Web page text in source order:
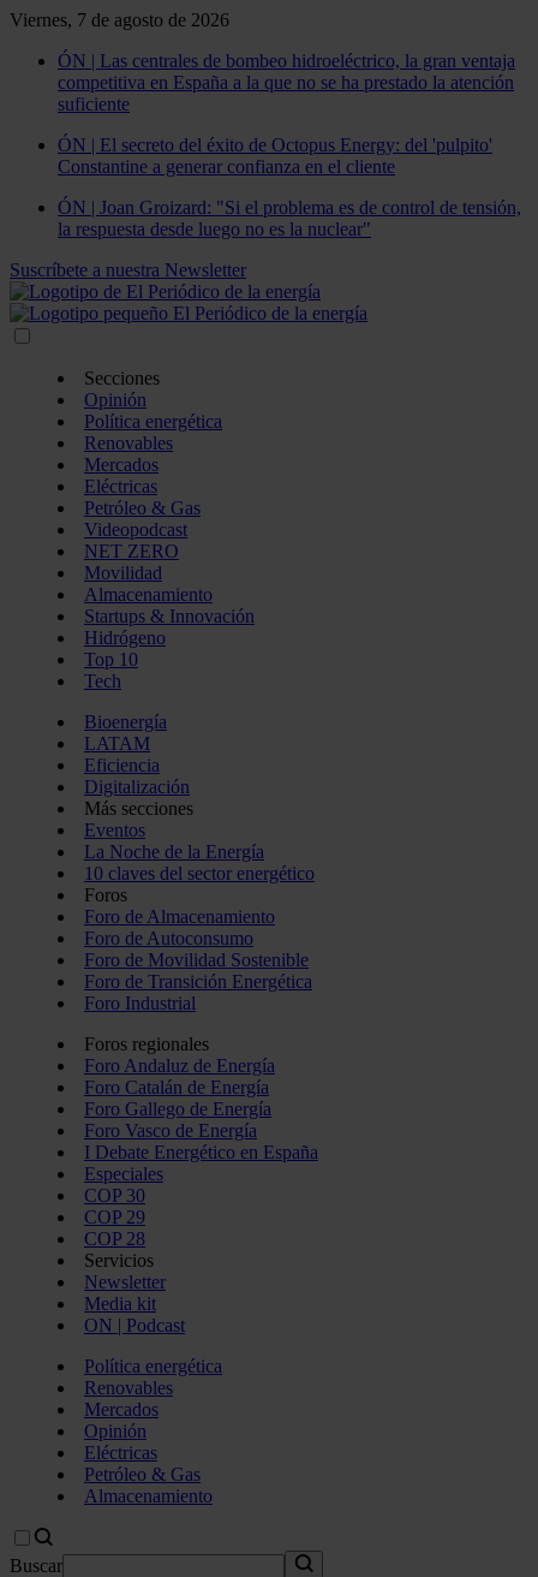
Viernes, 7 de agosto de 2026
ÓN | Las centrales de bombeo hidroeléctrico, la gran ventaja
competitiva en España a la que no se ha prestado la atención
suficiente
ÓN | El secreto del éxito de Octopus Energy: del 'pulpito'
Constantine a generar confianza en el cliente
ÓN | Joan Groizard: "Si el problema es de control de tensión,
la respuesta desde luego no es la nuclear"
Suscríbete a nuestra Newsletter
Secciones
Opinión
Política energética
Renovables
Mercados
Eléctricas
Petróleo & Gas
Videopodcast
NET ZERO
Movilidad
Almacenamiento
Startups & Innovación
Hidrógeno
Top 10
Tech
Bioenergía
LATAM
Eficiencia
Digitalización
Más secciones
Eventos
La Noche de la Energía
10 claves del sector energético
Foros
Foro de Almacenamiento
Foro de Autoconsumo
Foro de Movilidad Sostenible
Foro de Transición Energética
Foro Industrial
Foros regionales
Foro Andaluz de Energía
Foro Catalán de Energía
Foro Gallego de Energía
Foro Vasco de Energía
I Debate Energético en España
Especiales
COP 30
COP 29
COP 28
Servicios
Newsletter
Media kit
ON | Podcast
Política energética
Renovables
Mercados
Opinión
Eléctricas
Petróleo & Gas
Almacenamiento
Buscar